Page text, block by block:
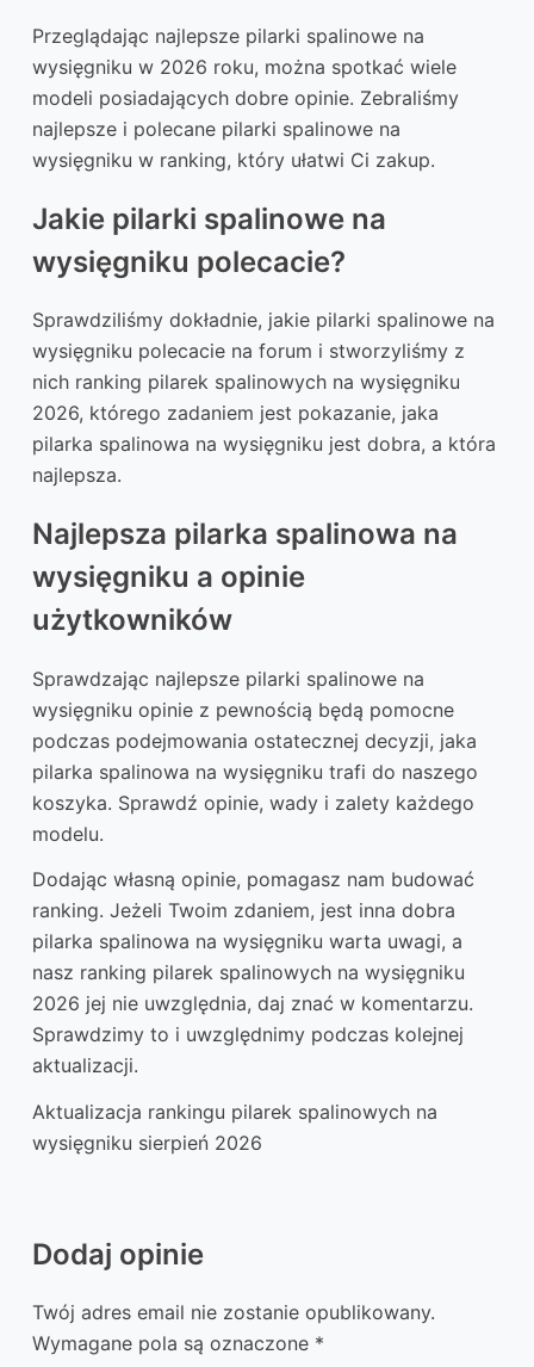
Przeglądając najlepsze pilarki spalinowe na
wysięgniku w 2026 roku, można spotkać wiele
modeli posiadających dobre opinie. Zebraliśmy
najlepsze i polecane pilarki spalinowe na
wysięgniku w ranking, który ułatwi Ci zakup.
Jakie pilarki spalinowe na
wysięgniku polecacie?
Sprawdziliśmy dokładnie, jakie pilarki spalinowe na
wysięgniku polecacie na forum i stworzyliśmy z
nich ranking pilarek spalinowych na wysięgniku
2026, którego zadaniem jest pokazanie, jaka
pilarka spalinowa na wysięgniku jest dobra, a która
najlepsza.
Najlepsza pilarka spalinowa na
wysięgniku a opinie
użytkowników
Sprawdzając najlepsze pilarki spalinowe na
wysięgniku opinie z pewnością będą pomocne
podczas podejmowania ostatecznej decyzji, jaka
pilarka spalinowa na wysięgniku trafi do naszego
koszyka. Sprawdź opinie, wady i zalety każdego
modelu.
Dodając własną opinie, pomagasz nam budować
ranking. Jeżeli Twoim zdaniem, jest inna dobra
pilarka spalinowa na wysięgniku warta uwagi, a
nasz ranking pilarek spalinowych na wysięgniku
2026 jej nie uwzględnia, daj znać w komentarzu.
Sprawdzimy to i uwzględnimy podczas kolejnej
aktualizacji.
Aktualizacja rankingu pilarek spalinowych na
wysięgniku sierpień 2026
Dodaj opinie
Twój adres email nie zostanie opublikowany.
Wymagane pola są oznaczone *